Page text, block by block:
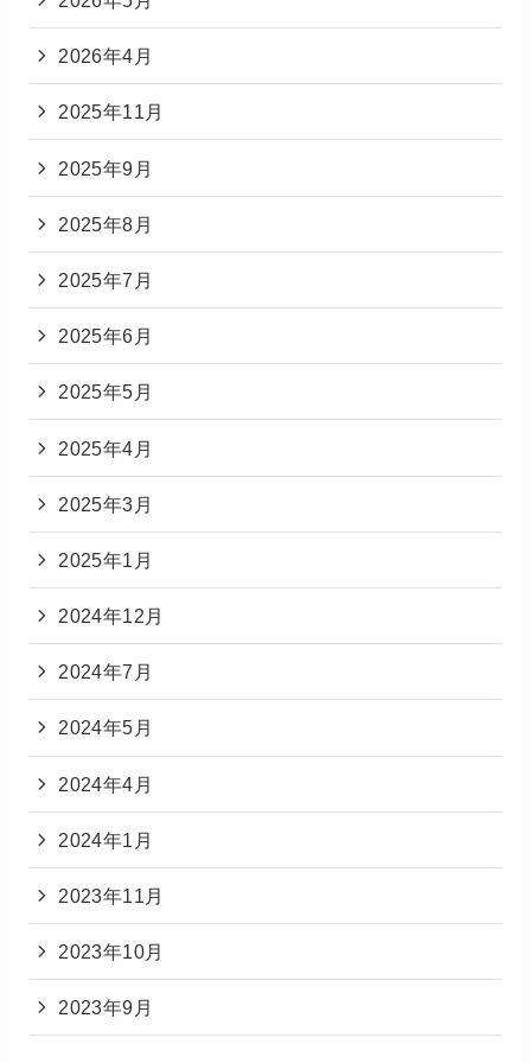
2026年4月
2025年11月
2025年9月
2025年8月
2025年7月
2025年6月
2025年5月
2025年4月
2025年3月
2025年1月
2024年12月
2024年7月
2024年5月
2024年4月
2024年1月
2023年11月
2023年10月
2023年9月